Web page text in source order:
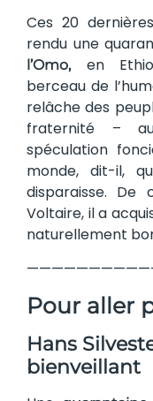
Ces 20
rendu une
l’Omo,
en
berceau de
relâche des
fraternité –
spéculation
monde, dit-il,
disparaisse. De
Voltaire, il a
naturellement
Pour aller
Hans
bienveillant